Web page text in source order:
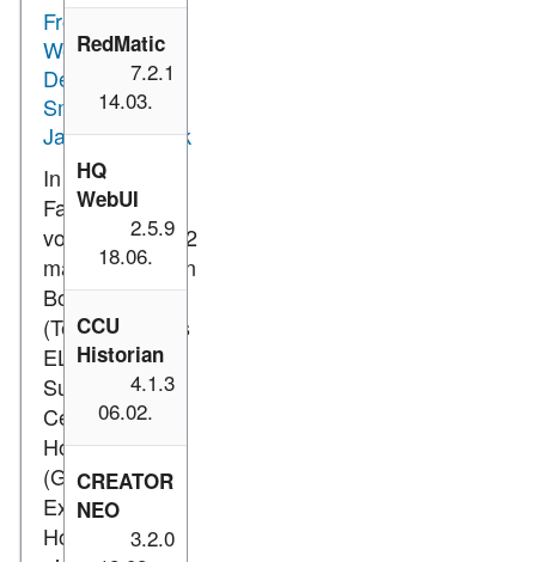
Frohe
Weihnachten -
Der
SmartHome
Jahresrückblick
In diesem
Fachseminar
vom 07.12.2022
machen Torsten
Boekhoff
(Teamleiter des
ELV Technical
Support
Centers) und
Holger Arends
(Gast und
Experte von
Homematic IP)
RedMatic
7.2.1
14.03.
HQ
WebUI
2.5.9
18.06.
CCU
Historian
4.1.3
06.02.
CREATOR
NEO
3.2.0